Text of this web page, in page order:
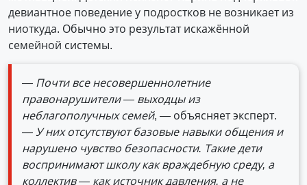
девиантное поведение у подростков не возникает из
ниоткуда. Обычно это результат искажённой
семейной системы.
— Почти все несовершеннолетние
правонарушители — выходцы из
неблагополучных семей, — объясняет эксперт.
— У них отсутствуют базовые навыки общения и
нарушено чувство безопасности. Такие дети
воспринимают школу как враждебную среду, а
коллектив — как источник давления, а не